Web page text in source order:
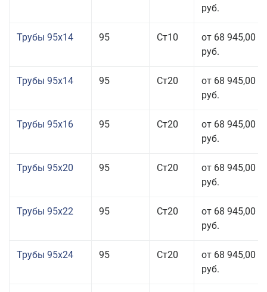
руб.
Трубы 95x14 95 Ст10
от 68 945,00
руб.
Трубы 95x14 95 Ст20
от 68 945,00
руб.
Трубы 95x16 95 Ст20
от 68 945,00
руб.
Трубы 95x20 95 Ст20
от 68 945,00
руб.
Трубы 95x22 95 Ст20
от 68 945,00
руб.
Трубы 95x24 95 Ст20
от 68 945,00
руб.